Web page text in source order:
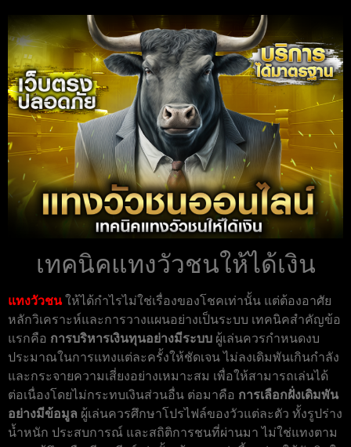
เทคนิคแทงวัวชนให้ได้เงิน
แทงวัวชนให้ได้กำไรไม่ใช่เรื่องของโชคเท่านั้น แต่ต้องอาศัย
หลักวิเคราะห์และการวางแผนอย่างเป็นระบบ เทคนิคสำคัญข้อ
แรกคือ การบริหารเงินทุนอย่างมีระบบ ผู้เล่นควรกำหนดงบ
ประมาณในการแทงแต่ละครั้งให้ชัดเจน ไม่ลงเดิมพันเกินกำลัง
และกระจายความเสี่ยงอย่างเหมาะสม เพื่อให้สามารถเล่นได้
ต่อเนื่องโดยไม่กระทบเงินส่วนอื่น ต่อมาคือ การเลือกฝั่งเดิมพัน
อย่างมีข้อมูล ผู้เล่นควรศึกษาโปรไฟล์ของวัวแต่ละตัว ทั้งรูปร่าง
น้ำหนัก ประสบการณ์ และสถิติการชนที่ผ่านมา ไม่ใช่แทงตาม